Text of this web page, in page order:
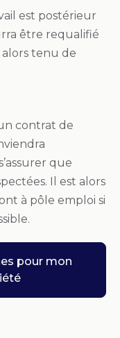
est postérieur
être requalifié
tenu de
contrat de
que
Il est alors
à pôle emploi si
pour mon